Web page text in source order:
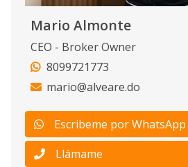
Mario Almonte
CEO - Broker Owner
8099721773
mario@alveare.do
Escribeme por WhatsApp
Llámame